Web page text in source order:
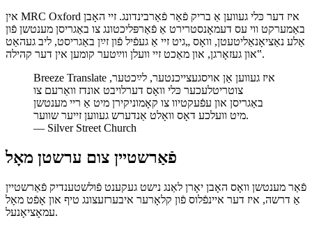
אין MRC Oxford איז דער כּלי געווען אַ בריק פֿאַר פֿאַרבינדונג. זיי האָבן
באַמערקט ווי עס דעמאָנסטרירט אַ פֿאַרפּליכטונג צו באַגריסן מענטשן פֿון
אַלע נאַציאָנאַליטעטן, וואָס „גיט זיי אַ געפֿיל פֿון זײַן באַגריסט, ליב געהאַט
און געזאָרגן, און מאַכט זיי וועלן ווײַטער קומען אין דער קהילה‟.
Breeze Translate איז געווען אַן אויסגעצייכנטער, לײַכטער,
צוטריטלעכער כּלי וואָס דערלויבט אונדז וואַרעם צו
באַגריסן און עפֿעקטיוו צו קאָמוניקירן מיט אַ ריי מענטשן
מיט וועלכע דאָס וואָלט אַנדערש געווען זייער שווער.
— Silver Street Church
פֿאַרשטיין צום ערשטן מאָל
פֿאַר מענטשן וואָס האָבן יאָרן לאַנג נישט געקענט פֿולשטענדיק פֿאַרשטיין
אַ דרשה, איז דער איינפֿלוס פֿון קלאָרער איבערזעצונג טיף און אָפֿט מאָל
עמאָציאָנעל.